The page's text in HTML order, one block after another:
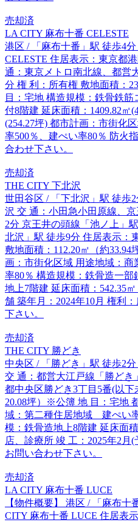
売却済
LA CITY 麻布十番 CELESTE
港区 / 「麻布十番」駅 徒歩4
CELESTE 住居表示：東京都
通：東京メトロ南北線、都営
分 権 利：所有権 敷地面積：
目：宅地 構造規模：鉄骨鉄
付8階建 延床面積：1409.82㎡
(254.27坪) 都市計画：市街化
率500％、建ぺい率80％ 防火
合わせ下さい。
売却済
THE CITY 下北沢
世田谷区 / 「下北沢」駅 徒歩
沢 交 通：小田急小田原線、
2分 京王井の頭線「池ノ上」
北沢」駅 徒歩9分 住居表示：
敷地面積：112.20㎡（約
画：市街化区域 用途地域：
率80％ 構造規模：鉄骨造一
地上7階建 延床面積：542.35
舗 築年月：2024年10月 権利
下さい。
売却済
THE CITY 勝どき
中央区 / 「勝どき」駅 徒歩2
交 通：都営大江戸線「勝どき
都中央区勝どき3丁目5番(以下
20.08坪）※公簿 地 目：宅地
域：第二種住居地域 建ぺい
模：鉄骨造地上8階建 延床面
店、診療所 竣 工：2025年2
お問い合わせ下さい。
売却済
LA CITY 麻布十番 LUCE
【物件概要】 港区 / 「麻布
CITY 麻布十番 LUCE 住居表